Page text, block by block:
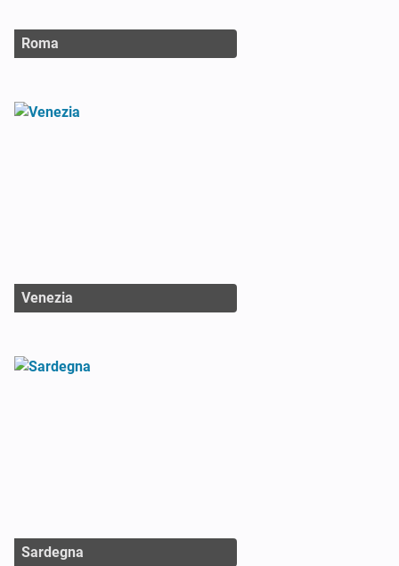
Roma
Venezia
Sardegna